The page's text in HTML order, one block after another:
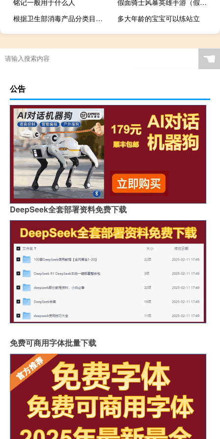
根据卫生部消毒产品分类目录消毒产品分为几大类
多大年龄的宝宝可以练站立
☚
公告
DeepSeek全套部署资料免费下载
免费可商用字体批量下载